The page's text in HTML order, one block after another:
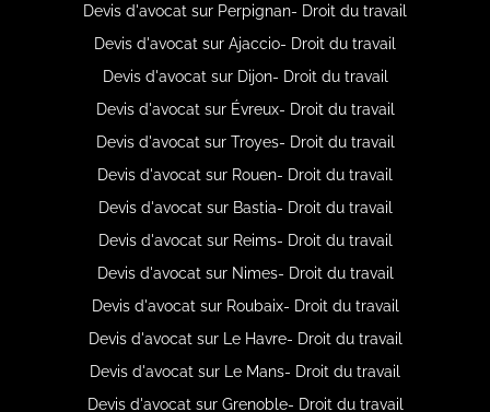
Devis d'avocat sur Perpignan- Droit du travail
Devis d'avocat sur Ajaccio- Droit du travail
Devis d'avocat sur Dijon- Droit du travail
Devis d'avocat sur Évreux- Droit du travail
Devis d'avocat sur Troyes- Droit du travail
Devis d'avocat sur Rouen- Droit du travail
Devis d'avocat sur Bastia- Droit du travail
Devis d'avocat sur Reims- Droit du travail
Devis d'avocat sur Nimes- Droit du travail
Devis d'avocat sur Roubaix- Droit du travail
Devis d'avocat sur Le Havre- Droit du travail
Devis d'avocat sur Le Mans- Droit du travail
Devis d'avocat sur Grenoble- Droit du travail